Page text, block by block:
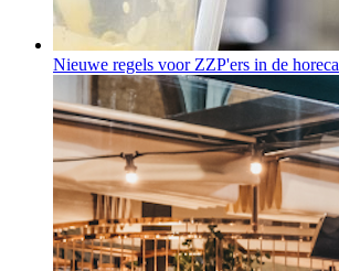
Nieuwe regels voor ZZP'ers in de horeca